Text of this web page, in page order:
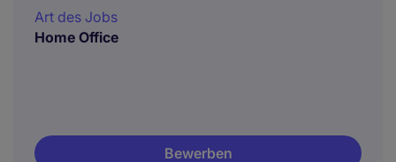
Art des Jobs
Home Office
Bewerben